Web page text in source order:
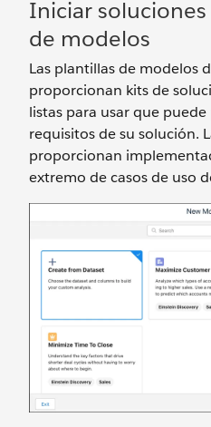
Iniciar
de modelos
Las plantillas de modelos
proporcionan kits de
listas para usar que
requisitos de su solución.
proporcionan
extremo de casos de uso